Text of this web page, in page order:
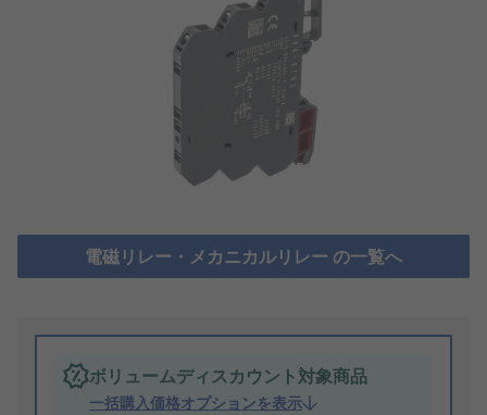
電磁リレー・メカニカルリレー の一覧へ
ボリュームディスカウント対象商品
一括購入価格オプションを表示